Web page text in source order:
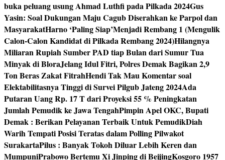
buka peluang usung Ahmad Luthfi pada Pilkada 2024Gus
Yasin: Soal Dukungan Maju Cagub Diserahkan ke Parpol dan
MasyarakatHarno ‘Paling Siap’Menjadi Rembang 1 (Mengulik
Calon-Calon Kandidat di Pilkada Rembang 2024)Hilangnya
Miliaran Rupiah Sumber PAD tiap Bulan dari Sumur Tua
Minyak di BloraJelang Idul Fitri, Polres Demak Bagikan 2,9
Ton Beras Zakat FitrahHendi Tak Mau Komentar soal
Elektabilitasnya Tinggi di Survei Pilgub Jateng 2024Ada
Putaran Uang Rp. 17 T dari Proyeksi 55 % Peningkatan
Jumlah Pemudik ke Jawa TengahPimpin Apel OKC, Bupati
Demak : Berikan Pelayanan Terbaik Untuk PemudikDiah
Warih Tempati Posisi Teratas dalam Polling Pilwakot
SurakartaPilus : Banyak Tokoh Diluar Lebih Keren dan
MumpuniPrabowo Bertemu Xi Jinping di BeijingKosgoro 1957